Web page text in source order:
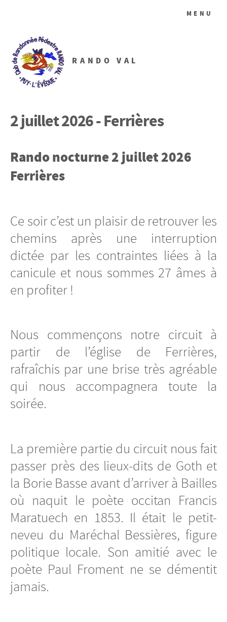
RANDO VAL
MENU
2 juillet 2026 - Ferrières
Rando nocturne 2 juillet 2026
Ferrières
Ce soir c’est un plaisir de retrouver les
chemins après une interruption
dictée par les contraintes liées à la
canicule et nous sommes 27 âmes à
en profiter !
Nous commençons notre circuit à
partir de l’église de Ferrières,
rafraîchis par une brise très agréable
qui nous accompagnera toute la
soirée.
La première partie du circuit nous fait
passer près des lieux-dits de Goth et
la Borie Basse avant d’arriver à Bailles
où naquit le poète occitan Francis
Maratuech en 1853. Il était le petit-
neveu du Maréchal Bessières, figure
politique locale. Son amitié avec le
poète Paul Froment ne se démentit
jamais.